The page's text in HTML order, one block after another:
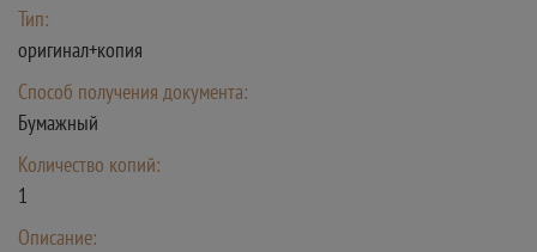
Тип:
оригинал+копия
Способ получения документа:
Бумажный
Количество копий:
1
Описание: